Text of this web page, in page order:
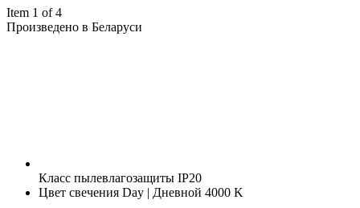
Item 1 of 4
Произведено в Беларуси
Класс пылевлагозащиты IP20
Цвет свечения Day | Дневной 4000 K